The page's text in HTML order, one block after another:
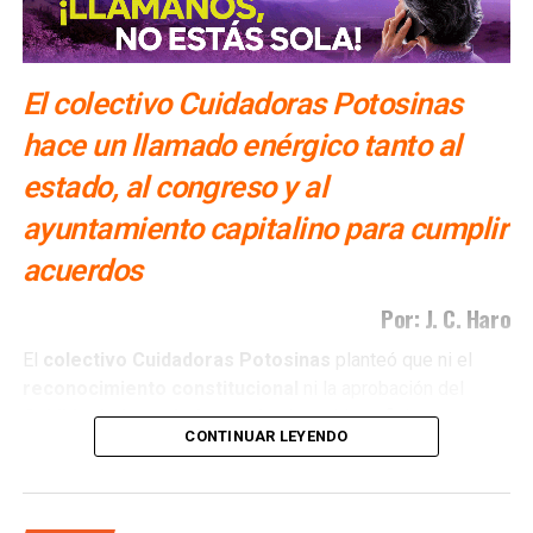
El colectivo Cuidadoras Potosinas
hace un llamado enérgico tanto al
estado, al congreso y al
ayuntamiento capitalino para cumplir
acuerdos
Por: J. C. Haro
El colectivo Cuidadoras Potosinas
planteó que ni el
de la capital potosinahan sido suficientes para
que estos avances se traduzcan enpolíticas públicas
Mariana Hernández Noriega, dirigente del colectivo
CONTINUAR LEYENDO